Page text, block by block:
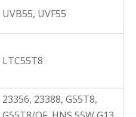
UVB55, UVF55
LTC55T8
23356, 23388, G55T8,